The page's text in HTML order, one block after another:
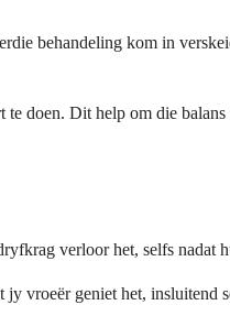
behandeling kom in
doen. Dit help om die
verloor het, selfs nadat
vroeër geniet het, insluitend